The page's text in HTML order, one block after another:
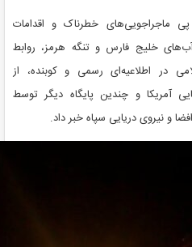
ماجراجویی‌های خطرناک و اقدامات
خلیج فارس و تنگه هرمز، روابط
در اطلاعیه‌ای رسمی و کوبنده، از
آمریکا و چندین پایگاه دیگر توسط
و نیروی دریایی سپاه خبر داد.